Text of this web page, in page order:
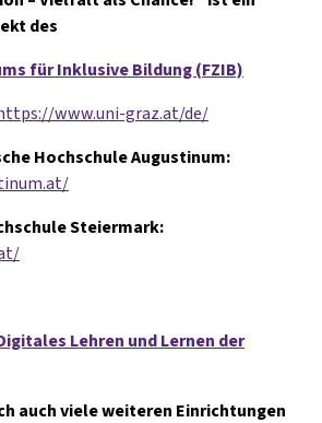
des
für Inklusive Bildung (FZIB)
www.uni-graz.at/de/
Hochschule Augustinum:
Steiermark:
Lehren und Lernen der
auch viele weiteren Einrichtungen